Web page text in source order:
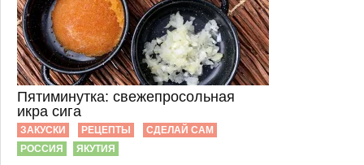
Пятиминутка: свежепросольная
икра сига
ЗАКУСКИ РЕЦЕПТЫ
СДЕЛАЙ САМ
РОССИЯ
ЯКУТИЯ